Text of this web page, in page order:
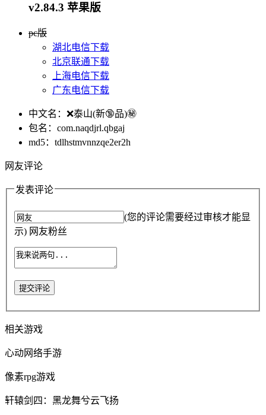
v2.84.3 苹果版
pc版
湖北电信下载
北京联通下载
上海电信下载
广东电信下载
中文名：❌泰山(新🔞品)㊙️
包名：com.naqdjrl.qbgaj
md5：tdlhstmvnnzqe2er2h
网友评论
发表评论
(您的评论需要经过审核才能显
示) 网友粉丝
提交评论
相关游戏
心动网络手游
像素rpg游戏
轩辕剑四：黑龙舞兮云飞扬